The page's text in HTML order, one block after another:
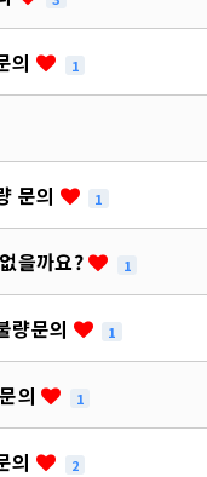
의 1
문의 1
을까요? 1
량문의 1
의 1
의 2